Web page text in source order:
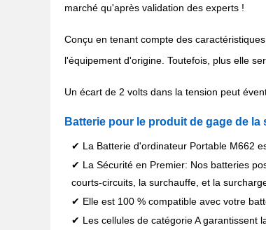
marché qu'après validation des experts !
Conçu en tenant compte des
l'équipement d'origine. Toutefois, plus elle
Un écart de 2 volts dans la tension peut
Batterie pour le produit de gage de la
✔ La Batterie d'ordinateur Portable M662
✔ La Sécurité en Premier: Nos batteries
courts-circuits, la surchauffe, et la
✔ Elle est 100 % compatible avec votre
✔ Les cellules de catégorie A garantissent